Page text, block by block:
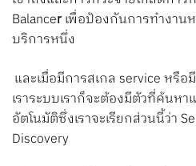
Balancerเพื่อป้องกันการทำงาน
บริการหนึ่ง
และเมื่อมีการสเกล service หรือ
เราระบบเราก็จะต้องมีตัวที่ค้นหา
อัตโนมัติซึ่งเราจะเรียกส่วนนี้ว่า
Discovery